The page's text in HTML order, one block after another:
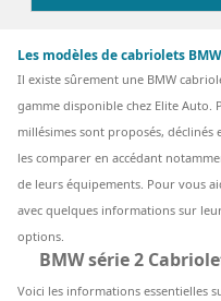
Les modèles de cabriolets
Il existe sûrement une BMW
gamme disponible chez Elite Auto.
millésimes sont proposés, déclinés
les comparer en accédant
de leurs équipements. Pour vous
avec quelques informations sur
options.
BMW série 2
Voici les informations essentielles